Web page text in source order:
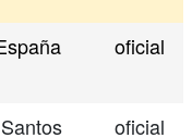
oficial
oficial